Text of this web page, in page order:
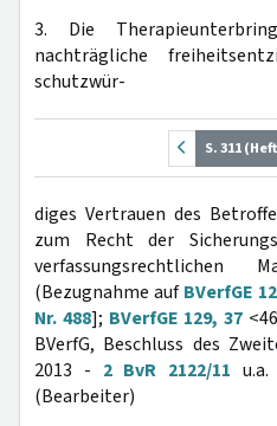
3. Die
nachträgliche
schutzwür-
S. 311
diges Vertrauen des
zum Recht der
verfassungsrechtlichen
(Bezugnahme aufBVerfGE
Nr. 488]; BVerfGE 129, 37
BVerfG, Beschluss des
2013 - 2 BvR 2122/11
(Bearbeiter)